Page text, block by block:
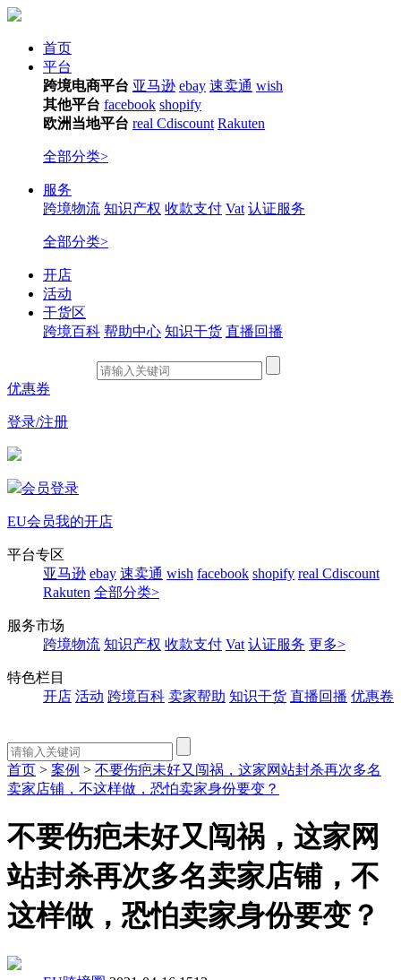
首页
平台
跨境电商平台 亚马逊 ebay 速卖通 wish
其他平台 facebook shopify
欧洲当地平台 real Cdiscount Rakuten
全部分类>
服务
跨境物流 知识产权 收款支付 Vat 认证服务
全部分类>
开店
活动
干货区
跨境百科 帮助中心 知识干货 直播回播
优惠券
登录/注册
会员登录
EU会员我的开店
平台专区
亚马逊 ebay 速卖通 wish facebook shopify real Cdiscount
Rakuten 全部分类>
服务市场
跨境物流 知识产权 收款支付 Vat 认证服务 更多>
特色栏目
开店 活动 跨境百科 卖家帮助 知识干货 直播回播 优惠卷
首页 > 案例 > 不要伤疤未好又闯祸，这家网站封杀再次多名
卖家店铺，不这样做，恐怕卖家身份要变？
不要伤疤未好又闯祸，这家网
站封杀再次多名卖家店铺，不
这样做，恐怕卖家身份要变？